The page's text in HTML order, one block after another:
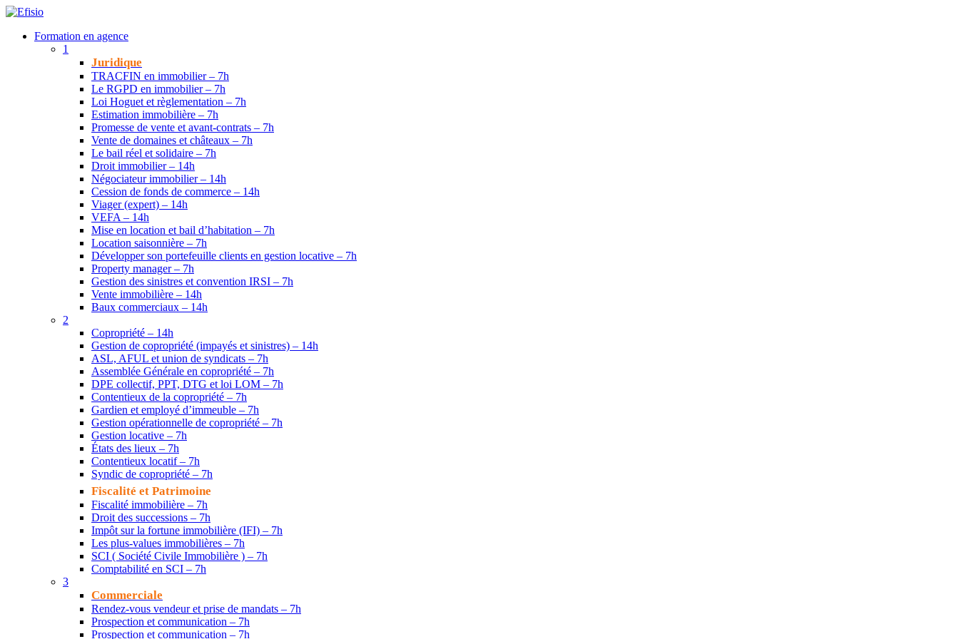
Formation en agence
1
Juridique
TRACFIN en immobilier – 7h
Le RGPD en immobilier – 7h
Loi Hoguet et règlementation – 7h
Estimation immobilière – 7h
Promesse de vente et avant-contrats – 7h
Vente de domaines et châteaux – 7h
Le bail réel et solidaire – 7h
Droit immobilier – 14h
Négociateur immobilier – 14h
Cession de fonds de commerce – 14h
Viager (expert) – 14h
VEFA – 14h
Mise en location et bail d’habitation – 7h
Location saisonnière – 7h
Développer son portefeuille clients en gestion locative – 7h
Property manager – 7h
Gestion des sinistres et convention IRSI – 7h
Vente immobilière – 14h
Baux commerciaux – 14h
2
Copropriété – 14h
Gestion de copropriété (impayés et sinistres) – 14h
ASL, AFUL et union de syndicats – 7h
Assemblée Générale en copropriété – 7h
DPE collectif, PPT, DTG et loi LOM – 7h
Contentieux de la copropriété – 7h
Gardien et employé d’immeuble – 7h
Gestion opérationnelle de copropriété – 7h
Gestion locative – 7h
États des lieux – 7h
Contentieux locatif – 7h
Syndic de copropriété – 7h
Fiscalité et Patrimoine
Fiscalité immobilière – 7h
Droit des successions – 7h
Impôt sur la fortune immobilière (IFI) – 7h
Les plus-values immobilières – 7h
SCI ( Société Civile Immobilière ) – 7h
Comptabilité en SCI – 7h
3
Commerciale
Rendez-vous vendeur et prise de mandats – 7h
Prospection et communication – 7h
Prospection et communication – 7h